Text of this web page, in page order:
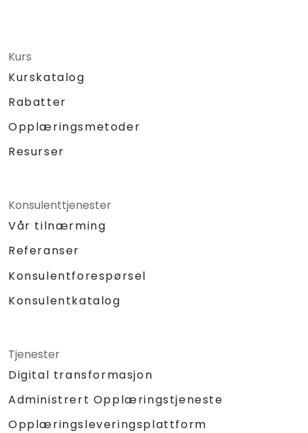
Kurs
Kurskatalog
Rabatter
Opplæringsmetoder
Resurser
Konsulenttjenester
Vår tilnærming
Referanser
Konsulentforespørsel
Konsulentkatalog
Tjenester
Digital transformasjon
Administrert Opplæringstjeneste
Opplæringsleveringsplattform